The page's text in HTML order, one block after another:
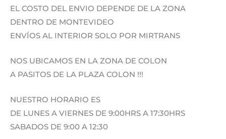
EL COSTO DEL ENVIO DEPENDE DE LA ZONA
DENTRO DE MONTEVIDEO
ENVÍOS AL INTERIOR SOLO POR MIRTRANS
NOS UBICAMOS EN LA ZONA DE COLON
A PASITOS DE LA PLAZA COLON !!!
NUESTRO HORARIO ES
DE LUNES A VIERNES DE 9:00HRS A 17:30HRS
SABADOS DE 9:00 A 12:30